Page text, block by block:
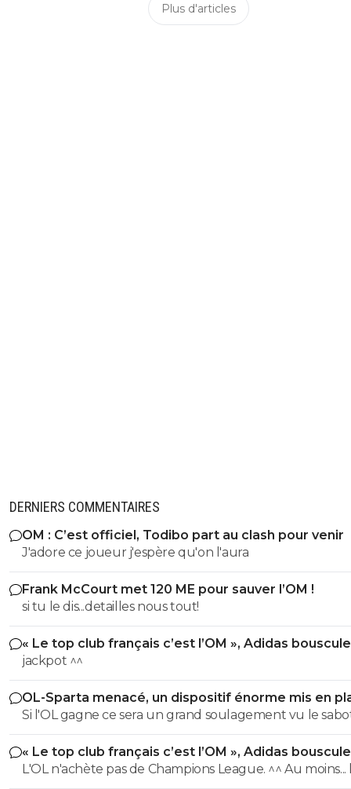
Plus d'articles
DERNIERS COMMENTAIRES
OM : C’est officiel, Todibo part au clash pour venir
J'adore ce joueur j'espère qu'on l'aura
Frank McCourt met 120 ME pour sauver l’OM !
si tu le dis...detailles nous tout!
« Le top club français c’est l’OM », Adidas
PSG
jackpot ^^
OL-Sparta menacé, un dispositif énorme mis en
Si l'OL gagne ce sera un grand soulagement vu le
incroyable du farfelu sans froc Fonseca au match allé.
perd ce sera aussi une grande victoire et une énorme
délivrance avec un possible licenciement de ce clown.
« Le top club français c’est l’OM », Adidas
PSG
L'OL n'achète pas de Champions League. ^^ Au moins... l'OM a